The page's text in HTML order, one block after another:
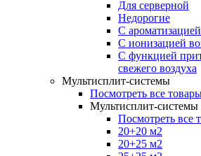
Для серверной
Недорогие
С
С ионизацией
С функцией
свежего воздуха
Мультисплит-системы
Посмотреть все
Мультисплит-
Посмотреть все
20+20 м2
20+25 м2